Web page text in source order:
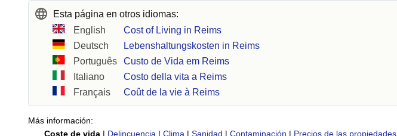
Esta página en otros idiomas:
English
Cost of Living in Reims
Deutsch
Lebenshaltungskosten in Reims
Português
Custo de Vida em Reims
Italiano
Costo della vita a Reims
Français
Coût de la vie à Reims
Más información:
Coste de vida | Delincuencia | Clima | Sanidad | Contaminación | Precios de las propiedades